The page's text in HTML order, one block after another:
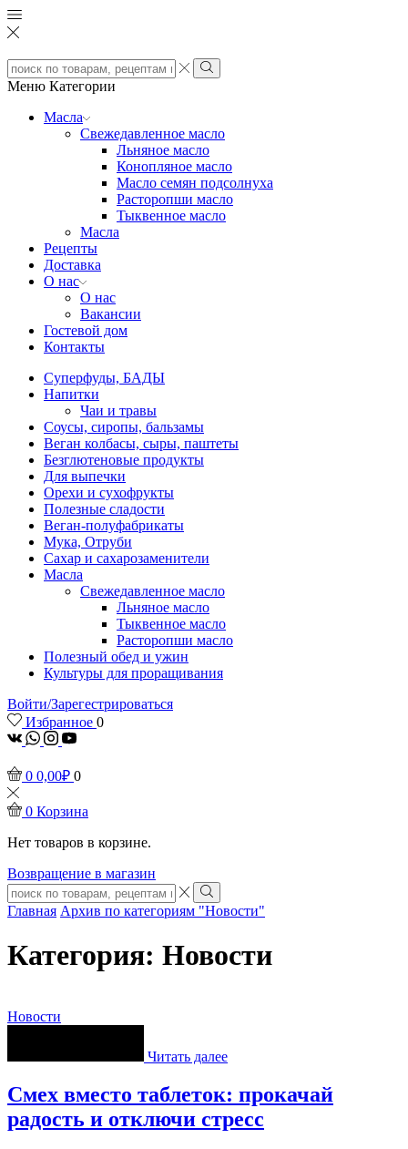
Search
input
Search
Меню Категории
Масла
Свежедавленное масло
Льняное масло
Конопляное масло
Масло семян подсолнуха
Расторопши масло
Тыквенное масло
Масла
Рецепты
Доставка
О нас
О нас
Вакансии
Гостевой дом
Контакты
Суперфуды, БАДЫ
Напитки
Чаи и травы
Соусы, сиропы, бальзамы
Веган колбасы, сыры, паштеты
Безглютеновые продукты
Для выпечки
Орехи и сухофрукты
Полезные сладости
Веган-полуфабрикаты
Мука, Отруби
Сахар и сахарозаменители
Масла
Свежедавленное масло
Льняное масло
Тыквенное масло
Расторопши масло
Полезный обед и ужин
Культуры для проращивания
Войти/Зарегестрироваться
Избранное 0
vk Whatsapp
Instagram
Youtube
0 0,00₽ 0
0 Корзина
Нет товаров в корзине.
Возвращение в магазин
Search
input
Search
Главная Архив по категориям "Новости"
Категория: Новости
Новости
Читать далее
Смех вместо таблеток: прокачай
радость и отключи стресс